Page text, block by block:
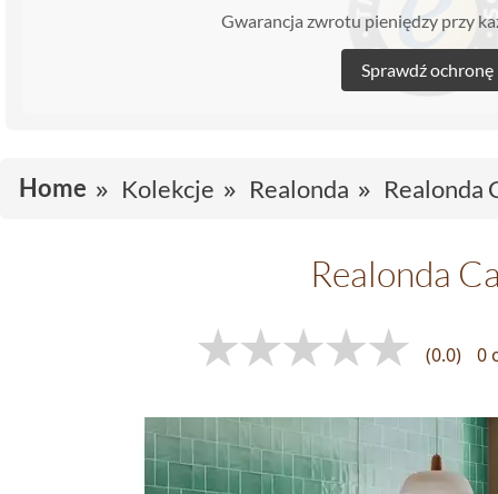
Gwarancja zwrotu pieniędzy przy
Sprawdź ochronę
Home Kolekcje Realonda Realonda
Realonda
(0.0) 0